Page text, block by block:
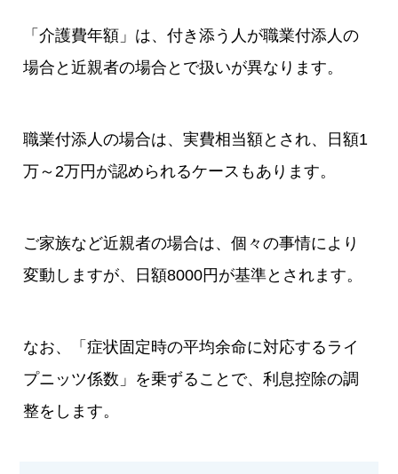
「介護費年額」は、付き添う人が職業付添人の
場合と近親者の場合とで扱いが異なります。
職業付添人の場合は、実費相当額とされ、日額1
万～2万円が認められるケースもあります。
ご家族など近親者の場合は、個々の事情により
変動しますが、日額8000円が基準とされます。
なお、「症状固定時の平均余命に対応するライ
プニッツ係数」を乗ずることで、利息控除の調
整をします。